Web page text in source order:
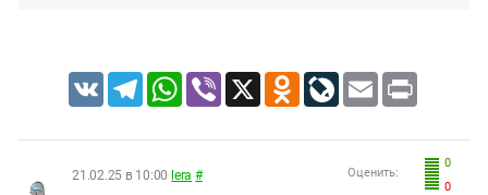
VK TelegramWhatsApp
Viber X Odnoklassniki
LiveJournal
Email Print
0
0
Оценить:
21.02.25 в 10:00 lera #